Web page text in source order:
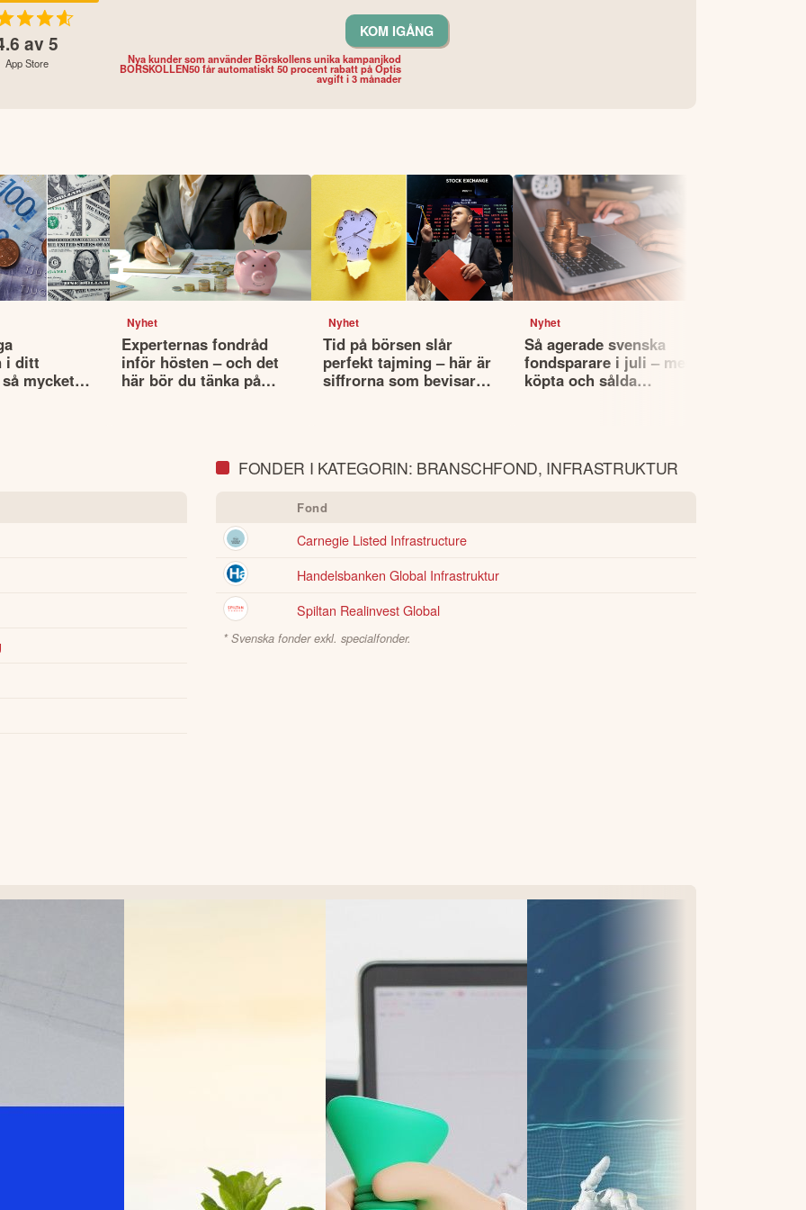
av 5
App Store
KOM IGÅNG
Nya kunder som använder Börskollens unika kampanjkod
BORSKOLLEN50 får automatiskt 50 procent rabatt på Optis
avgift i 3 månader
i ditt
mycket
Nyhet
Experternas fondråd
inför hösten – och det
här bör du tänka på
Nyhet
Tid på börsen slår
perfekt tajming – här är
siffrorna som bevisar
Nyhet
Så agerade svenska
fondsparare i juli – mest
köpta och sålda
FONDER I KATEGORIN: BRANSCHFOND, INFRASTRUKTUR
Fond
Carnegie Listed Infrastructure
Handelsbanken Global Infrastruktur
Spiltan Realinvest Global
* Svenska fonder exkl. specialfonder.